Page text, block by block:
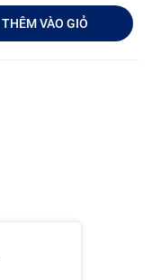
THÊM VÀO GIỎ